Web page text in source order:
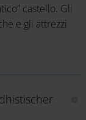
castello. Gli
e gli attrezzi